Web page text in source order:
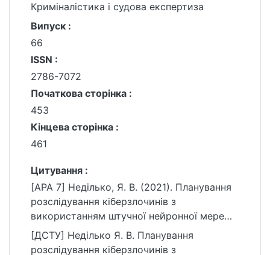
Криміналістика і судова експертиза
Випуск :
66
ISSN :
2786-7072
Початкова сторінка :
453
Кінцева сторінка :
461
Цитування :
[APA 7] Неділько, Я. В. (2021). Планування
розслідування кіберзлочинів з
використанням штучної нейронної мережі.
Криміналістика і судова експертиза, (66),
453–461.
[ДСТУ] Неділько Я. В. Планування
розслідування кіберзлочинів з